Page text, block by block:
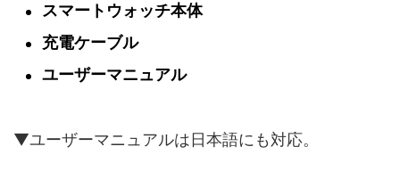
スマートウォッチ本体
充電ケーブル
ユーザーマニュアル
▼ユーザーマニュアルは日本語にも対応。